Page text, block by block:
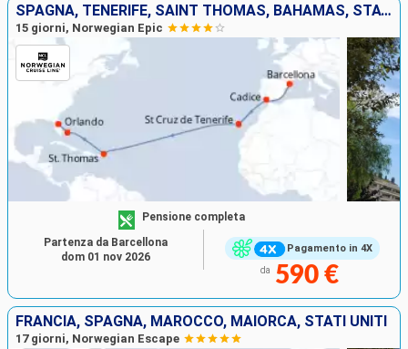
SPAGNA, TENERIFE, SAINT THOMAS, BAHAMAS, STATI UNITI
15 giorni, Norwegian Epic
Pagamento in 4X
Pensione completa
da 590 €
Partenza da Barcellona
dom 01 nov 2026
FRANCIA, SPAGNA, MAROCCO, MAIORCA, STATI UNITI
17 giorni, Norwegian Escape